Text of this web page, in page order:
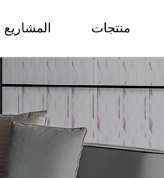
المشاريع منتجات